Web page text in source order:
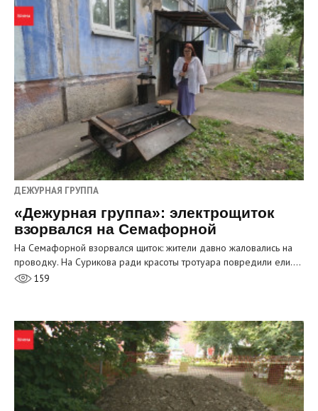
ДЕЖУРНАЯ ГРУППА
«Дежурная группа»: электрощиток
взорвался на Семафорной
На Семафорной взорвался щиток: жители давно жаловались на
проводку. На Сурикова ради красоты тротуара повредили ели.…
159